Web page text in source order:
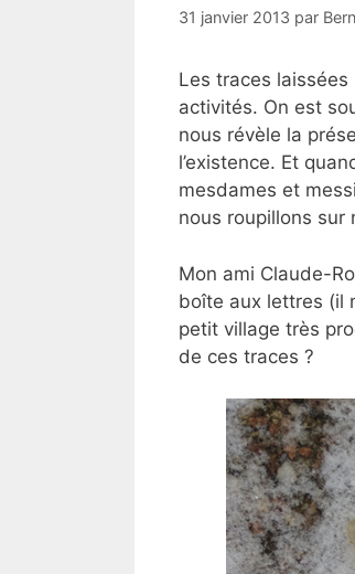
31 janvier 2013 par
Les traces
activités. On est
nous révèle la
l’existence. Et
mesdames et
nous roupillons sur
Mon ami Claude-
boîte aux lettres (il
petit village très
de ces traces ?